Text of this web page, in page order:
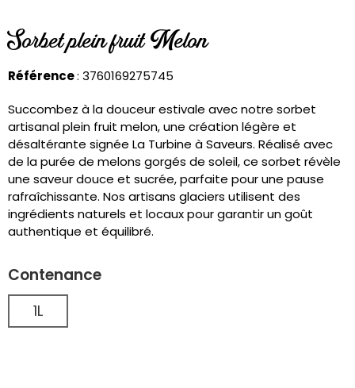
Sorbet plein fruit Melon
Référence: 3760169275745
Succombez à la douceur estivale avec notre sorbet
artisanal plein fruit melon, une création légère et
désaltérante signée La Turbine à Saveurs. Réalisé avec
de la purée de melons gorgés de soleil, ce sorbet révèle
une saveur douce et sucrée, parfaite pour une pause
rafraîchissante. Nos artisans glaciers utilisent des
ingrédients naturels et locaux pour garantir un goût
authentique et équilibré.
Contenance
1L